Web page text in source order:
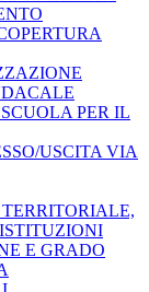
PER IL
USCITA VIA
E GRADO